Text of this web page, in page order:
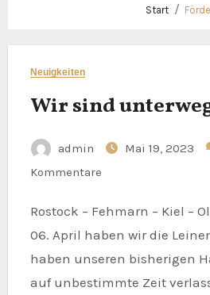
Start Förde
Neuigkeiten
Wir sind
admin Mai 19, 2023
Kommentare
Rostock – Fehmarn – Kiel – Olpenitz – Kiel Am
06. April haben wir die
haben unseren bisherigen
auf unbestimmte Zeit